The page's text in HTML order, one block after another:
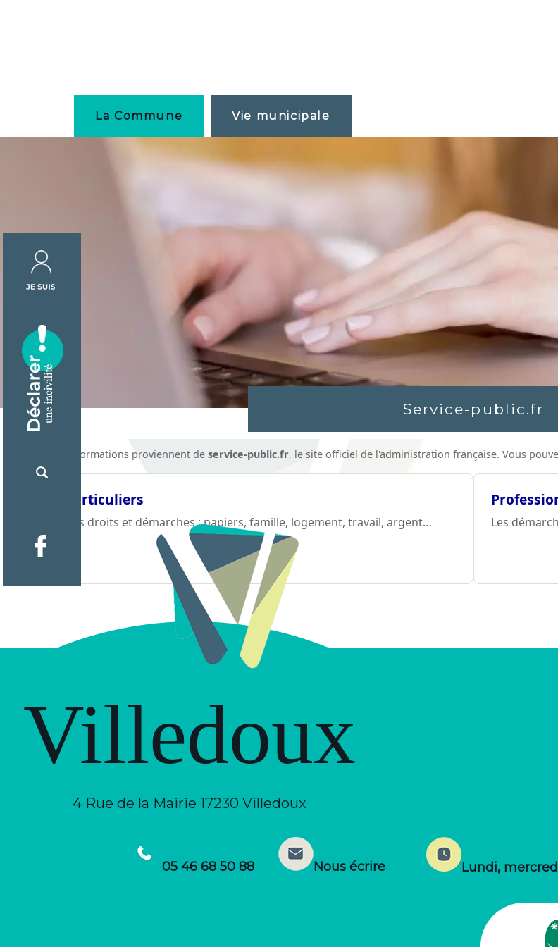
La Commune Vie municipale
Service-public.fr
Ces informations proviennent deservice-public.fr, le site officiel de l'administration française. Vous
Particuliers
Vos droits et démarches : papiers, famille, logement, travail, argent… Les
Villedoux
4 Rue de la Mairie 17230 Villedoux
05 46 68 50 88 Nous écrire Lundi,